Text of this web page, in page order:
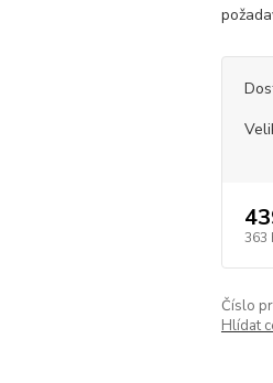
363
Číslo
Hlídat